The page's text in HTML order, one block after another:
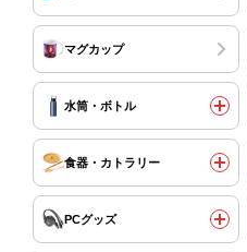
マグカップ
水筒・ボトル
食器・カトラリー
PCグッズ